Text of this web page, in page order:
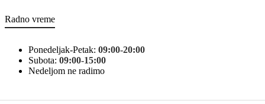
Radno vreme
Ponedeljak-Petak: 09:00-20:00
Subota: 09:00-15:00
Nedeljom ne radimo